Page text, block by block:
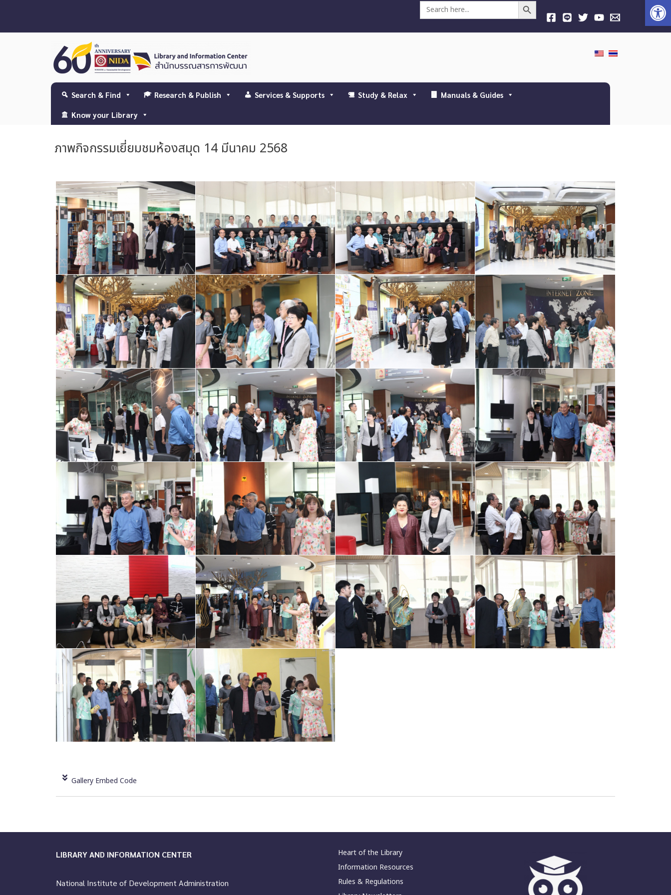
Search
Search & Find Research & Publish Services & Supports Study & Relax Manuals & Guides
Know your Library
ภาพกิจกรรมเยี่ยมชมห้องสมุด 14 มีนาคม 2568
Gallery Embed Code
LIBRARY AND INFORMATION CENTER
National Institute of Development Administration
Heart of the Library
Information Resources
Rules & Regulations